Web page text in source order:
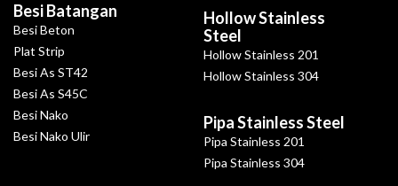
Besi Batangan
Besi Beton
Plat Strip
Besi As ST42
Besi As S45C
Besi Nako
Besi Nako Ulir
Hollow Stainless
Steel
Hollow Stainless 201
Hollow Stainless 304
Pipa Stainless Steel
Pipa Stainless 201
Pipa Stainless 304